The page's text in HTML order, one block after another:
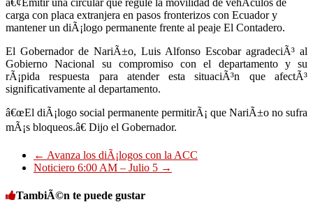
â€¢Emitir una circular que regule la movilidad de vehÃ­culos de
carga con placa extranjera en pasos fronterizos con Ecuador y
mantener un diÃ¡logo permanente frente al peaje El Contadero.
El Gobernador de NariÃ±o, Luis Alfonso Escobar agradeciÃ³ al
Gobierno Nacional su compromiso con el departamento y su
rÃ¡pida respuesta para atender esta situaciÃ³n que afectÃ³
significativamente al departamento.
â€œEl diÃ¡logo social permanente permitirÃ¡ que NariÃ±o no sufra
mÃ¡s bloqueos.â€ Dijo el Gobernador.
← Avanza los diÃ¡logos con la ACC
Noticiero 6:00 AM – Julio 5 →
TambiÃ©n te puede gustar